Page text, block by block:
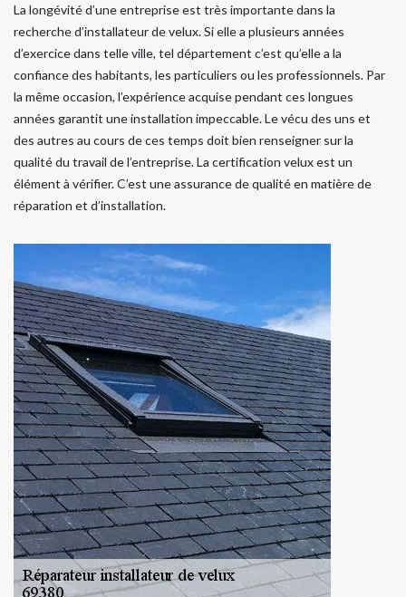
La longévité d’une entreprise est très importante dans la
recherche d’installateur de velux. Si elle a plusieurs années
d’exercice dans telle ville, tel département c’est qu’elle a la
confiance des habitants, les particuliers ou les professionnels. Par
la même occasion, l’expérience acquise pendant ces longues
années garantit une installation impeccable. Le vécu des uns et
des autres au cours de ces temps doit bien renseigner sur la
qualité du travail de l’entreprise. La certification velux est un
élément à vérifier. C’est une assurance de qualité en matière de
réparation et d’installation.